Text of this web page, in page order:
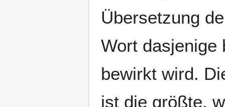
Übersetzung
Wort dasjenige
bewirkt wird.
ist die größte,